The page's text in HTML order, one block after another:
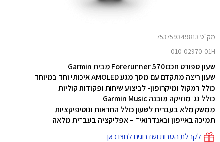
מק"ט 753759349813
010-02970-01H
שעון ספורט חכם Forerunner 570 מבית Garmin
שעון ריצה מתקדם עם מסך מגע AMOLED איכותי וחד במיוחד
כולל רמקול ומיקרופון- לביצוע שיחות ופקודות קוליות
כולל נגן מוזיקה מובנה Garmin Music
ממשק מלא בעברית לשעון כולל התראות ונוטיפיקציות
תמיכה באייפון ובאנדרואיד – אפליקציה בעברית מלאה
לקבלת הטבות ושדרוגים לחצו כאן